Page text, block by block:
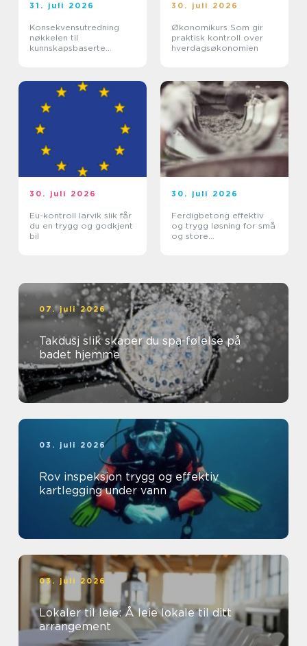
31. juli 2026
Konsekvensutredning
nøkkelen til
kunnskapsbaserte
30. juli 2026
Økonomikurs Som gir
praktisk kontroll over
hverdagsøkonomien
30. juli 2026
Eu-kontroll larvik slik får
du en trygg og godkjent
bil
30. juli 2026
Ferdigbetong effektiv
og trygg løsning for små
og store
07. juli 2026
Takdusj slik skaper du spa-følelse på
badet hjemme
03. juli 2026
Rov inspeksjon trygg og effektiv
kartlegging under vann
03. juli 2026
Lokaler til leie: Å leie lokale til ditt
arrangement